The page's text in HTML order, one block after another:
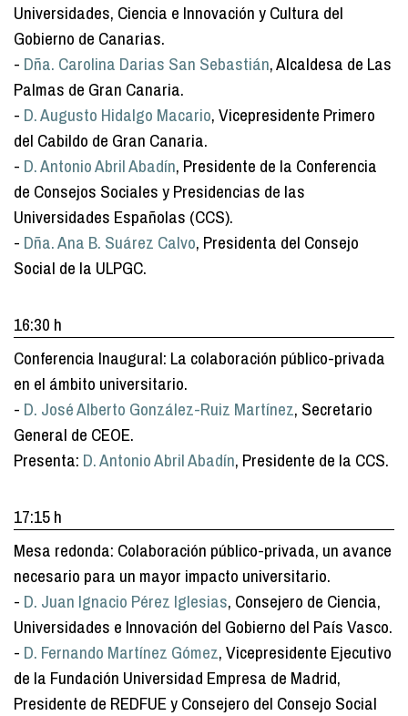
Universidades, Ciencia e Innovación y Cultura del
Gobierno de Canarias.
- Dña. Carolina Darias San Sebastián, Alcaldesa de Las
Palmas de Gran Canaria.
- D. Augusto Hidalgo Macario, Vicepresidente Primero
del Cabildo de Gran Canaria.
- D. Antonio Abril Abadín, Presidente de la Conferencia
de Consejos Sociales y Presidencias de las
Universidades Españolas (CCS).
- Dña. Ana B. Suárez Calvo, Presidenta del Consejo
Social de la ULPGC.
16:30 h
Conferencia Inaugural: La colaboración público-privada
en el ámbito universitario.
- D. José Alberto González-Ruiz Martínez, Secretario
General de CEOE.
Presenta: D. Antonio Abril Abadín, Presidente de la CCS.
17:15 h
Mesa redonda: Colaboración público-privada, un avance
necesario para un mayor impacto universitario.
- D. Juan Ignacio Pérez Iglesias, Consejero de Ciencia,
Universidades e Innovación del Gobierno del País Vasco.
- D. Fernando Martínez Gómez, Vicepresidente Ejecutivo
de la Fundación Universidad Empresa de Madrid,
Presidente de REDFUE y Consejero del Consejo Social